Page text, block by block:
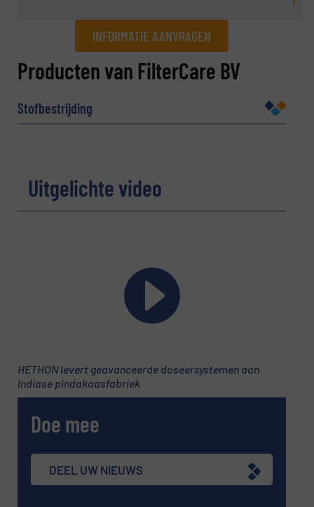
INFORMATIE AANVRAGEN
Informatie aanvragen
Onderwerp (Vereist)
Producten van FilterCare BV
Stofbestrijding
Uitgelichte video
HETHON levert geavanceerde doseersystemen aan
Indiase pindakaasfabriek
Doe mee
DEEL UW NIEUWS